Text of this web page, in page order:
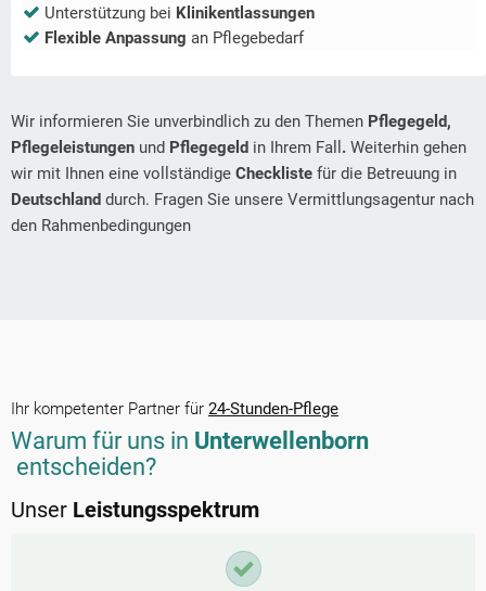
Unterstützung bei Klinikentlassungen
Flexible Anpassung an Pflegebedarf
Wir informieren Sie unverbindlich zu den Themen Pflegegeld,
Pflegeleistungen und Pflegegeld in Ihrem Fall . Weiterhin gehen
wir mit Ihnen eine vollständige Checkliste für die Betreuung in
Deutschland durch. Fragen Sie unsere Vermittlungsagentur nach
den Rahmenbedingungen
Ihr kompetenter Partner für 24-Stunden-Pflege
Warum für uns in Unterwellenborn
entscheiden?
Unser Leistungsspektrum